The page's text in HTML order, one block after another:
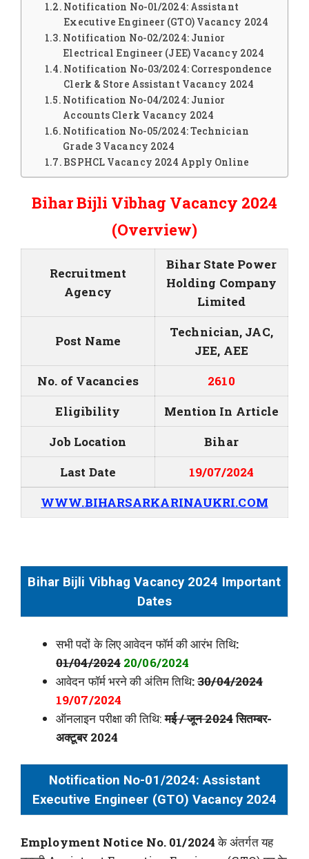
Notification No-01/2024: Assistant
Executive Engineer (GTO) Vacancy 2024
Notification No-02/2024: Junior
Electrical Engineer (JEE) Vacancy 2024
Notification No-03/2024: Correspondence
Clerk & Store Assistant Vacancy 2024
Notification No-04/2024: Junior
Accounts Clerk Vacancy 2024
Notification No-05/2024: Technician
Grade 3 Vacancy 2024
BSPHCL Vacancy 2024 Apply Online
Bihar Bijli Vibhag Vacancy 2024
(Overview)
Recruitment
Agency
Bihar State Power
Holding Company
Limited
Post Name
Technician, JAC,
JEE, AEE
No. of Vacancies
2610
Eligibility
Mention In Article
Job Location
Bihar
Last Date
19/07/2024
WWW.BIHARSARKARINAUKRI.COM
Bihar Bijli Vibhag Vacancy 2024 Important
Dates
सभी पदों के लिए आवेदन फॉर्म की आरंभ तिथि:
01/04/2024 20/06/2024
आवेदन फॉर्म भरने की अंतिम तिथि:30/04/2024
19/07/2024
ऑनलाइन परीक्षा की तिथि:मई / जून 2024सितम्बर-
अक्टूबर 2024
Notification No-01/2024: Assistant
Executive Engineer (GTO) Vacancy 2024
Employment Notice No. 01/2024के अंतर्गत यह